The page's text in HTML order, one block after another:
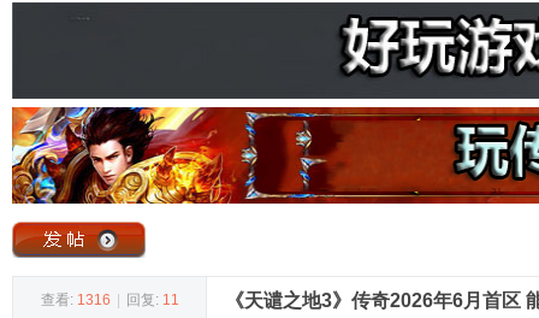
奇
查看: 1316 回复: 11 《天谴之地3》传奇2026年6月首区